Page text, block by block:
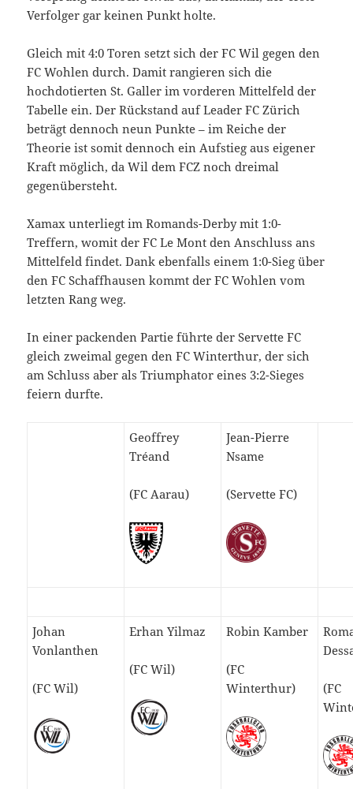
Verfolger gar keinen Punkt holte.
Gleich mit 4:0 Toren setzt sich der FC Wil gegen den
FC Wohlen durch. Damit rangieren sich die
hochdotierten St. Galler im vorderen Mittelfeld der
Tabelle ein. Der Rückstand auf Leader FC Zürich
beträgt dennoch neun Punkte – im Reiche der
Theorie ist somit dennoch ein Aufstieg aus eigener
Kraft möglich, da Wil dem FCZ noch dreimal
gegenübersteht.
Xamax unterliegt im Romands-Derby mit 1:0-
Treffern, womit der FC Le Mont den Anschluss ans
Mittelfeld findet. Dank ebenfalls einem 1:0-Sieg über
den FC Schaffhausen kommt der FC Wohlen vom
letzten Rang weg.
In einer packenden Partie führte der Servette FC
gleich zweimal gegen den FC Winterthur, der sich
am Schluss aber als Triumphator eines 3:2-Sieges
feiern durfte.
Geoffrey
Tréand
(FC Aarau)
Jean-Pierre
Nsame
(Servette FC)
Johan
Vonlanthen
(FC Wil)
Erhan Yilmaz
(FC Wil)
Robin Kamber
(FC
Winterthur)
(FC